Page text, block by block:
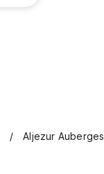
Aljezur Auberges